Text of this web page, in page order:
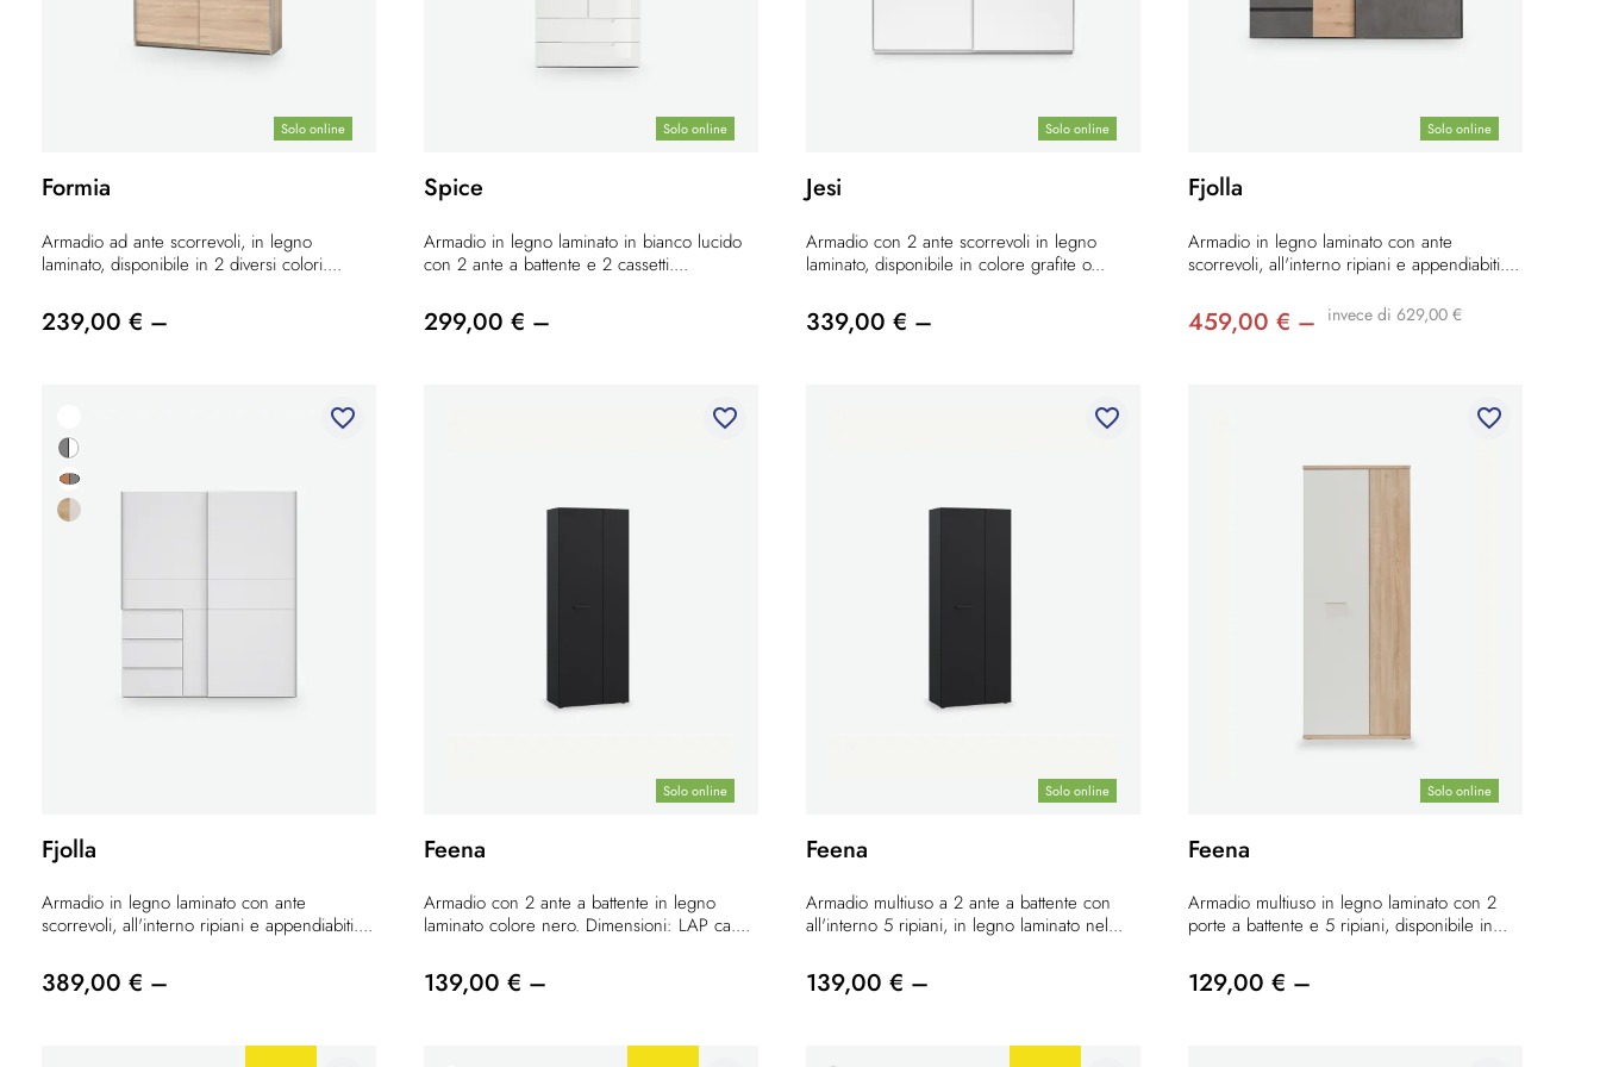
Solo online
Formia
Armadio ad ante scorrevoli, in legno
laminato, disponibile in 2 diversi colori....
239,00 € –
Solo online
Spice
Armadio in legno laminato in bianco lucido
con 2 ante a battente e 2 cassetti....
299,00 € –
Solo online
Jesi
Armadio con 2 ante scorrevoli in legno
laminato, disponibile in colore grafite o...
339,00 € –
Solo online
Fjolla
Armadio in legno laminato con ante
scorrevoli, all'interno ripiani e appendiabiti....
459,00 € – invece di 629,00 €
favorite_border
Fjolla
Armadio in legno laminato con ante
scorrevoli, all'interno ripiani e appendiabiti....
389,00 € –
Solo online
favorite_border
Feena
Armadio con 2 ante a battente in legno
laminato colore nero. Dimensioni: LAP ca....
139,00 € –
Solo online
favorite_border
Feena
Armadio multiuso a 2 ante a battente con
all'interno 5 ripiani, in legno laminato nel...
139,00 € –
Solo online
favorite_border
Feena
Armadio multiuso in legno laminato con 2
porte a battente e 5 ripiani, disponibile in...
129,00 € –